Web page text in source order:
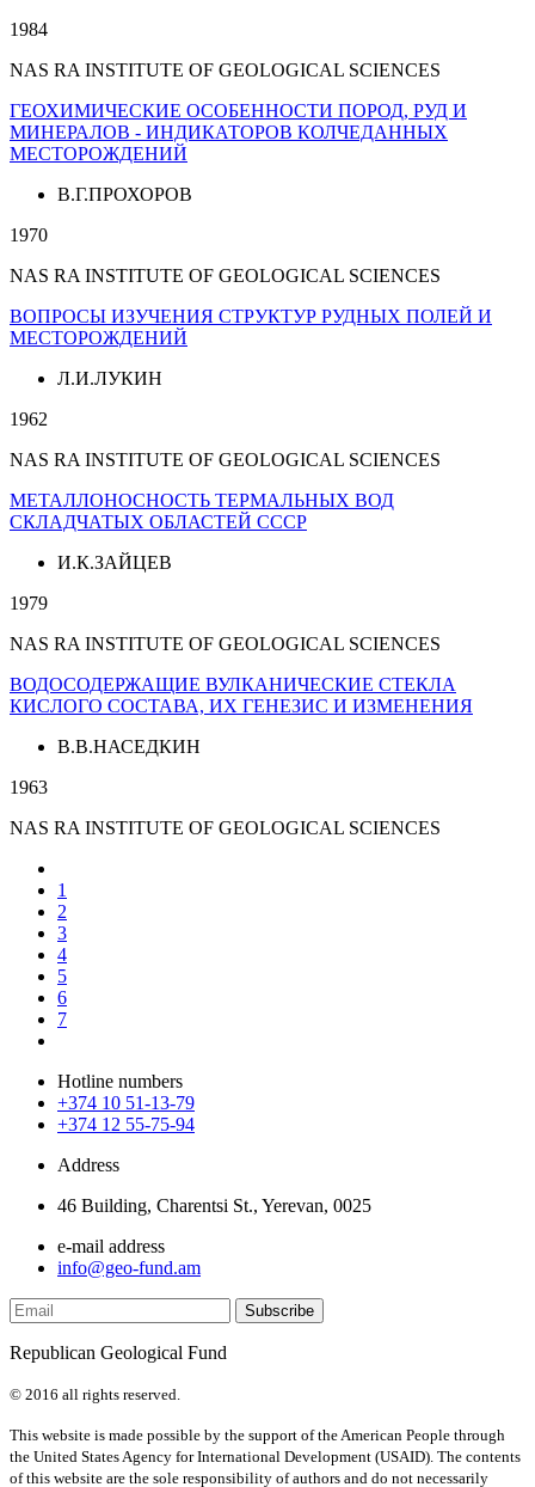
1984
NAS RA INSTITUTE OF GEOLOGICAL SCIENCES
ГЕОХИМИЧЕСКИЕ ОСОБЕННОСТИ ПОРОД, РУД И
МИНЕРАЛОВ - ИНДИКАТОРОВ КОЛЧЕДАННЫХ
МЕСТОРОЖДЕНИЙ
В.Г.ПРОХОРОВ
1970
NAS RA INSTITUTE OF GEOLOGICAL SCIENCES
ВОПРОСЫ ИЗУЧЕНИЯ СТРУКТУР РУДНЫХ ПОЛЕЙ И
МЕСТОРОЖДЕНИЙ
Л.И.ЛУКИН
1962
NAS RA INSTITUTE OF GEOLOGICAL SCIENCES
МЕТАЛЛОНОСНОСТЬ ТЕРМАЛЬНЫХ ВОД
СКЛАДЧАТЫХ ОБЛАСТЕЙ СССР
И.К.ЗАЙЦЕВ
1979
NAS RA INSTITUTE OF GEOLOGICAL SCIENCES
ВОДОСОДЕРЖАЩИЕ ВУЛКАНИЧЕСКИЕ СТЕКЛА
КИСЛОГО СОСТАВА, ИХ ГЕНЕЗИС И ИЗМЕНЕНИЯ
В.В.НАСЕДКИН
1963
NAS RA INSTITUTE OF GEOLOGICAL SCIENCES
1
2
3
4
5
6
7
Hotline numbers
+374 10 51-13-79
+374 12 55-75-94
Address
46 Building, Charentsi St., Yerevan, 0025
e-mail address
info@geo-fund.am
Republican Geological Fund
© 2016 all rights reserved.
This website is made possible by the support of the American People through
the United States Agency for International Development (USAID). The contents
of this website are the sole responsibility of authors and do not necessarily